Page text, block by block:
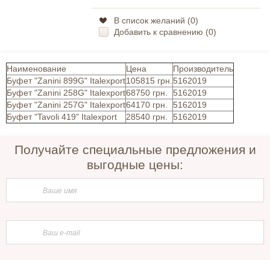
В список желаний (0)
Добавить к сравнению (0)
Наименование Цена
Производитель
Буфет "Zanini 899G" Italexport105815 грн. 5162019
Буфет "Zanini 258G" Italexport68750 грн.
5162019
Буфет "Zanini 257G" Italexport64170 грн.
5162019
Буфет "Tavoli 419" Italexport
28540 грн. 5162019
Получайте специальные предложения и
выгодные цены: